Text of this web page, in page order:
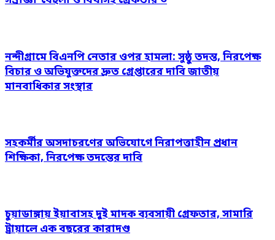
নন্দীগ্রামে বিএনপি নেতার ওপর হামলা: সুষ্ঠু তদন্ত, নিরপেক্ষ
বিচার ও অভিযুক্তদের দ্রুত গ্রেপ্তারের দাবি জাতীয়
মানবাধিকার সংস্থার
সহকর্মীর অসদাচরণের অভিযোগে নিরাপত্তাহীন প্রধান
শিক্ষিকা, নিরপেক্ষ তদন্তের দাবি
চুয়াডাঙ্গায় ইয়াবাসহ দুই মাদক ব্যবসায়ী গ্রেফতার, সামারি
ট্রায়ালে এক বছরের কারাদণ্ড